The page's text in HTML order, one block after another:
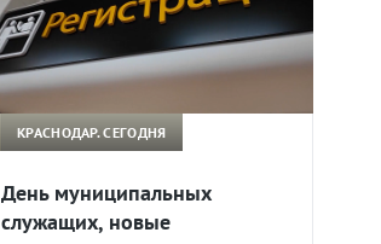
КРАСНОДАР. СЕГОДНЯ
День муниципальных
служащих, новые